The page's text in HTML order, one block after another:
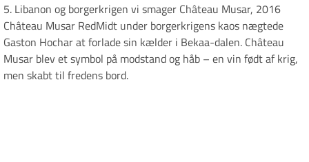
5. Libanon og borgerkrigen vi smager Château Musar, 2016
Château Musar RedMidt under borgerkrigens kaos nægtede
Gaston Hochar at forlade sin kælder i Bekaa-dalen. Château
Musar blev et symbol på modstand og håb – en vin født af krig,
men skabt til fredens bord.